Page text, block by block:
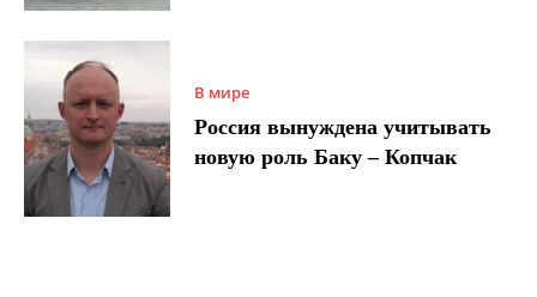
В мире
Россия вынуждена учитывать
новую роль Баку – Копчак